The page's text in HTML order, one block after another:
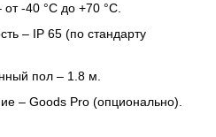
-40 °C до +70 °C.
– IP 65 (по стандарту
пол – 1.8 м.
– Goods Pro (опционально).